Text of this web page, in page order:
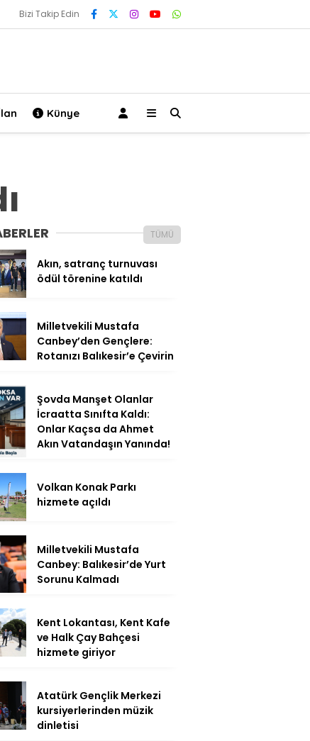
Bizi Takip Edin
Künye
TÜMÜ
Akın, satranç turnuvası
ödül törenine katıldı
Milletvekili Mustafa
Canbey’den Gençlere:
Rotanızı Balıkesir’e Çevirin
Şovda Manşet Olanlar
İcraatta Sınıfta Kaldı:
Onlar Kaçsa da Ahmet
Akın Vatandaşın Yanında!
Volkan Konak Parkı
hizmete açıldı
Milletvekili Mustafa
Canbey: Balıkesir’de Yurt
Sorunu Kalmadı
Kent Lokantası, Kent Kafe
ve Halk Çay Bahçesi
hizmete giriyor
Atatürk Gençlik Merkezi
kursiyerlerinden müzik
dinletisi